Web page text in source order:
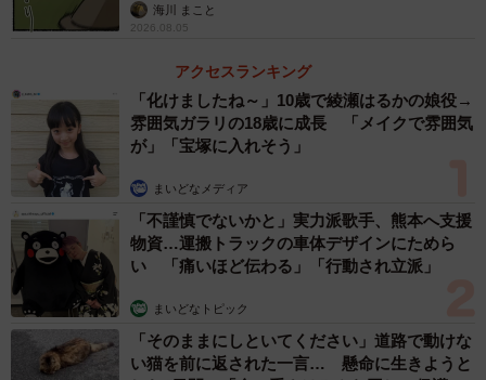
海川 まこと
2026.08.05
アクセスランキング
「化けましたね～」10歳で綾瀬はるかの娘役→
雰囲気ガラリの18歳に成長 「メイクで雰囲気
が」「宝塚に入れそう」
まいどなメディア
「不謹慎でないかと」実力派歌手、熊本へ支援
物資…運搬トラックの車体デザインにためら
い 「痛いほど伝わる」「行動され立派」
まいどなトピック
「そのままにしといてください」道路で動けな
い猫を前に返された一言… 懸命に生きようと